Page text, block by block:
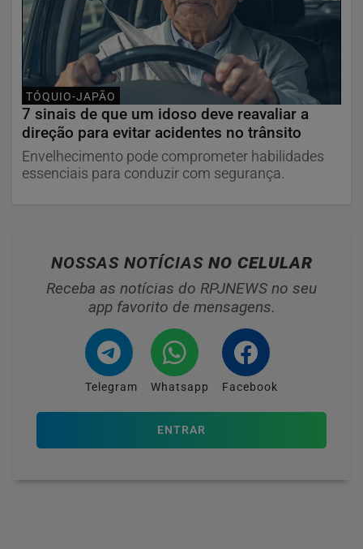
TÓQUIO-JAPÃO
7 sinais de que um idoso deve reavaliar a
direção para evitar acidentes no trânsito
Envelhecimento pode comprometer habilidades
essenciais para conduzir com segurança.
NOSSAS NOTÍCIAS NO CELULAR
Receba as notícias do RPJNEWS no seu
app favorito de mensagens.
Telegram Whatsapp Facebook
ENTRAR